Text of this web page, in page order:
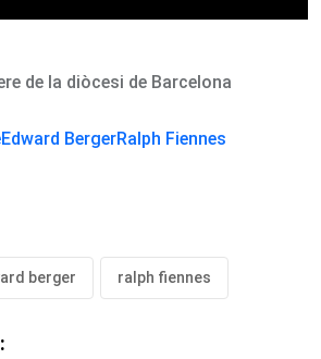
de la diòcesi de Barcelona
Edward BergerRalph Fiennes
berger ralph fiennes